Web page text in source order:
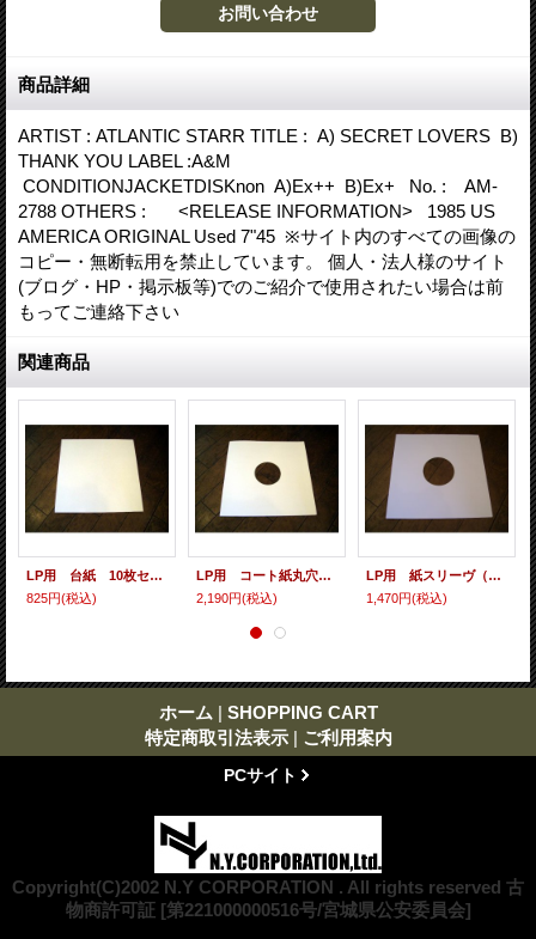
商品詳細
ARTIST : ATLANTIC STARR TITLE : A) SECRET LOVERS B)
THANK YOU LABEL :A&M
CONDITIONJACKETDISKnon A)Ex++ B)Ex+ No. : AM-
2788 OTHERS : <RELEASE INFORMATION> 1985 US
AMERICA ORIGINAL Used 7"45 ※サイト内のすべての画像の
コピー・無断転用を禁止しています。 個人・法人様のサイト
(ブログ・HP・掲示板等)でのご紹介で使用されたい場合は前
もってご連絡下さい
関連商品
LP用 台紙 10枚セット
825円(税込)
LP用 コート紙丸穴ジャケ 10枚セット
2,190円(税込)
LP用 紙スリーヴ（レギュラー 四角の角） 10枚セット
1,470円(税込)
ホーム | SHOPPING CART
特定商取引法表示 | ご利用案内
PCサイト
Copyright(C)2002 N.Y CORPORATION . All rights reserved 古
物商許可証 [第221000000516号/宮城県公安委員会]